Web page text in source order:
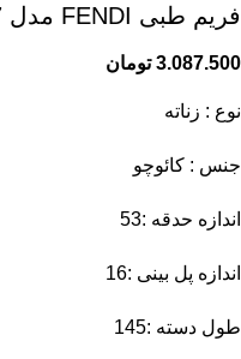
فریم طبی FENDI مدل 6347 سرمه ای
3.087.500 تومان
نوع : زناته
جنس : کائوچو
اندازه حدقه :53
اندازه پل بینی :16
طول دسته :145